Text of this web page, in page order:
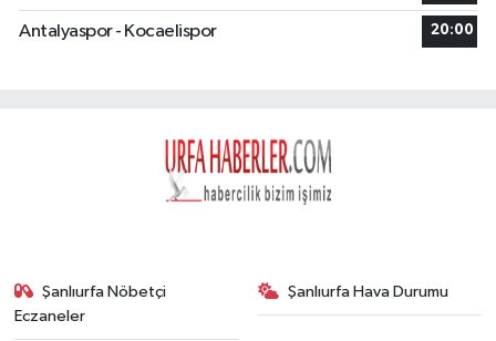
Antalyaspor - Kocaelispor 20:00
Şanlıurfa Nöbetçi
Eczaneler
Şanlıurfa Hava Durumu